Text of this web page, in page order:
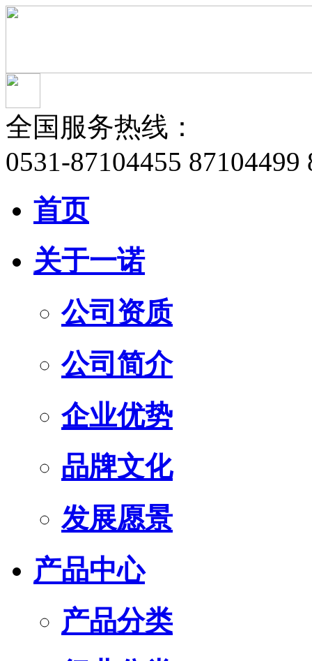
全国服务热线：
0531-87104455 87104499
首页
关于一诺
公司资质
公司简介
企业优势
品牌文化
发展愿景
产品中心
产品分类